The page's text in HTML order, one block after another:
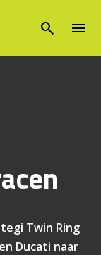
search menu
Twin Ring
Ducati naar